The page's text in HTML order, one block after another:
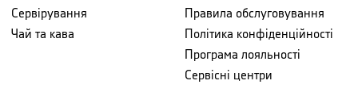
Сервірування
Чай та кава
Правила обслуговування
Політика конфіденційності
Програма лояльності
Сервісні центри